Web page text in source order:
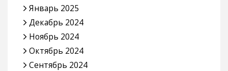
Январь 2025
Декабрь 2024
Ноябрь 2024
Октябрь 2024
Сентябрь 2024